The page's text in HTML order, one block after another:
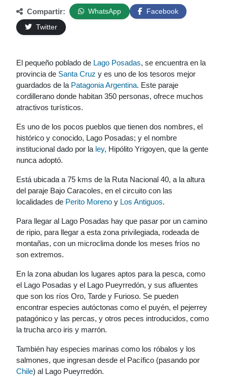
Compartir: WhatsApp
Facebook
Twitter
El pequeño poblado de Lago Posadas, se encuentra en la
provincia de Santa Cruz y es uno de los tesoros mejor
guardados de la Patagonia Argentina. Este paraje
cordillerano donde habitan 350 personas, ofrece muchos
atractivos turísticos.
Es uno de los pocos pueblos que tienen dos nombres, el
histórico y conocido, Lago Posadas; y el nombre
institucional dado por la ley, Hipólito Yrigoyen, que la gente
nunca adoptó.
Está ubicada a 75 kms de la Ruta Nacional 40, a la altura
del paraje Bajo Caracoles, en el circuito con las
localidades de Perito Moreno y Los Antiguos.
Para llegar al Lago Posadas hay que pasar por un camino
de ripio, para llegar a esta zona privilegiada, rodeada de
montañas, con un microclima donde los meses fríos no
son extremos.
En la zona abudan los lugares aptos para la pesca, como
el Lago Posadas y el Lago Pueyrredón, y sus afluentes
que son los ríos Oro, Tarde y Furioso. Se pueden
encontrar especies autóctonas como el puyén, el pejerrey
patagónico y las percas, y otros peces introducidos, como
la trucha arco iris y marrón.
También hay especies marinas como los róbalos y los
salmones, que ingresan desde el Pacífico (pasando por
Chile) al Lago Pueyrredón.